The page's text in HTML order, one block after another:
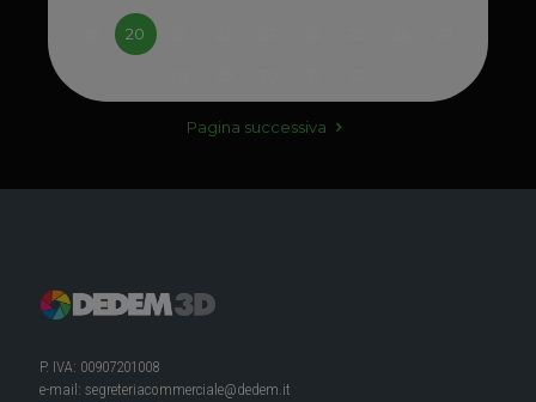
20
Pagina successiva
P. IVA: 00907201008
e-mail: segreteriacommerciale@dedem.it